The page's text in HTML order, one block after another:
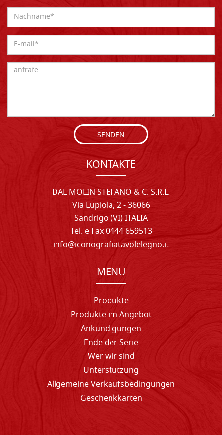
SENDEN
KONTAKTE
DAL MOLIN STEFANO & C. S.R.L.
Via Lupiola, 2 - 36066
Sandrigo (VI) ITALIA
Tel. e Fax 0444 659513
info@iconografiatavolelegno.it
MENU
Produkte
Produkte im Angebot
Ankündigungen
Ende der Serie
Wer wir sind
Unterstutzung
Allgemeine Verkaufsbedingungen
Geschenkkarten